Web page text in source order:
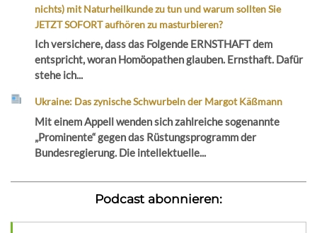
nichts) mit Naturheilkunde zu tun und warum sollten Sie
JETZT SOFORT aufhören zu masturbieren?
Ich versichere, dass das Folgende ERNSTHAFT dem
entspricht, woran Homöopathen glauben. Ernsthaft. Dafür
stehe ich...
Ukraine: Das zynische Schwurbeln der Margot Käßmann
Mit einem Appell wenden sich zahlreiche sogenannte
„Prominente“ gegen das Rüstungsprogramm der
Bundesregierung. Die intellektuelle...
Podcast abonnieren: